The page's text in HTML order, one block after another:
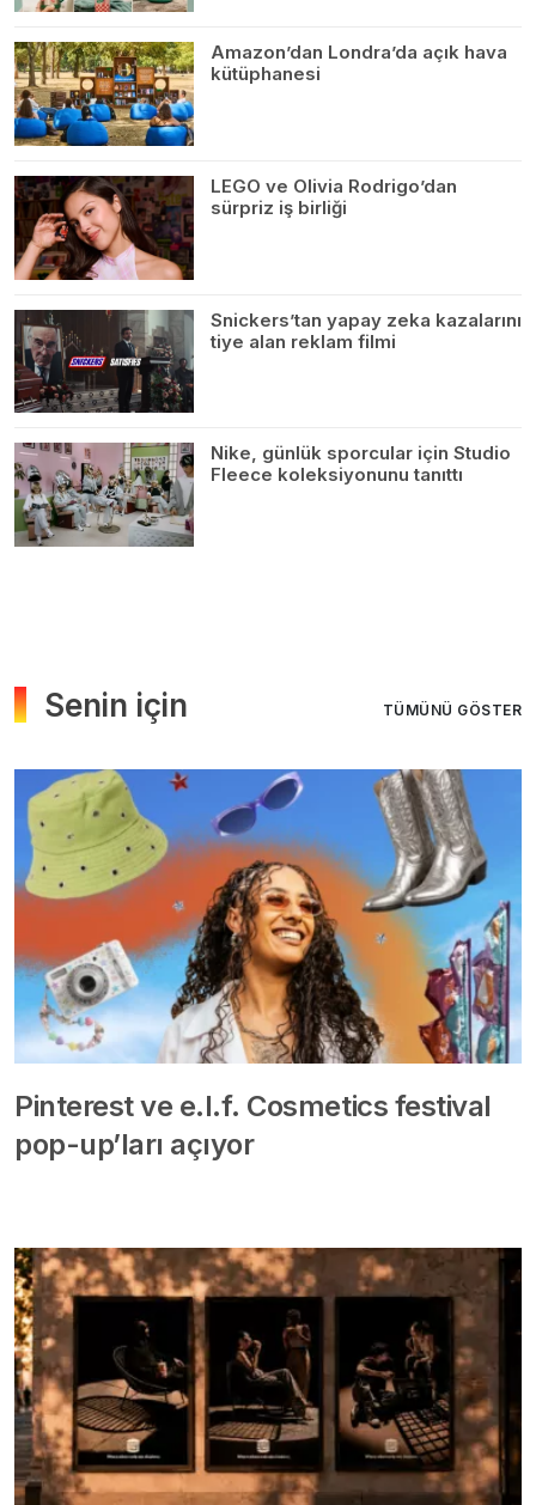
Amazon’dan Londra’da açık hava
kütüphanesi
LEGO ve Olivia Rodrigo’dan
sürpriz iş birliği
Snickers’tan yapay zeka kazalarını
tiye alan reklam filmi
Nike, günlük sporcular için Studio
Fleece koleksiyonunu tanıttı
Senin için TÜMÜNÜ GÖSTER
Pinterest ve e.l.f. Cosmetics festival
pop-up’ları açıyor